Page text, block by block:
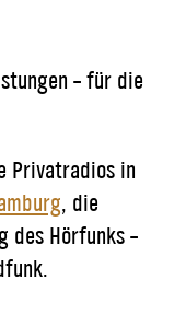
– für die
Privatradios in
, die
des Hörfunks –